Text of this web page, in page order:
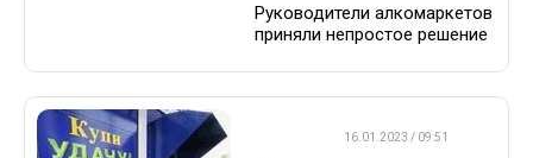
Руководители алкомаркетов
приняли непростое решение
16.01.2023 / 09:51